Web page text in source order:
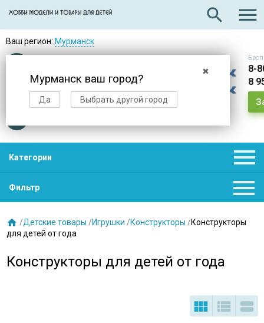
search 
Ваш регион: Мурманск
✖
Мурманск ваш город?
Да Выбрать другой город
Доставкав день заказа
8-
8
Категории 
Фильтр 
 /Детские товары /Игрушки /Конструкторы /Конструкторы
для детей от года
Конструкторы для детей от года
  